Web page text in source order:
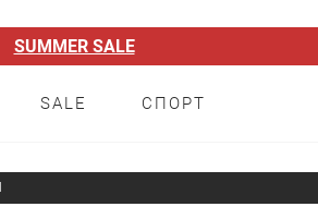
SUMMER SALE
SALE СПОРТ